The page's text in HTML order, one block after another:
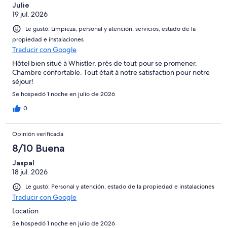
Julie
19 jul. 2026
Le gustó: Limpieza, personal y atención, servicios, estado de la
propiedad e instalaciones
Traducir con Google
Hôtel bien situé à Whistler, près de tout pour se promener.
Chambre confortable. Tout était à notre satisfaction pour notre
séjour!
Se hospedó 1 noche en julio de 2026
0
Opinión verificada
8/10 Buena
Jaspal
18 jul. 2026
Le gustó: Personal y atención, estado de la propiedad e instalaciones
Traducir con Google
Location
Se hospedó 1 noche en julio de 2026